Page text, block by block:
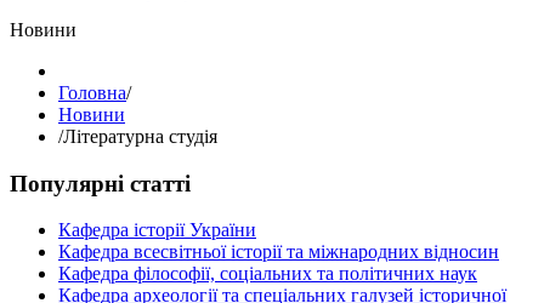
Hовини
Головна/
Hовини
/Літературна студія
Популярні статті
Кафедра історії України
Кафедра всесвітньої історії та міжнародних відносин
Кафедра філософії, соціальних та політичних наук
Кафедра археології та спеціальних галузей історичної